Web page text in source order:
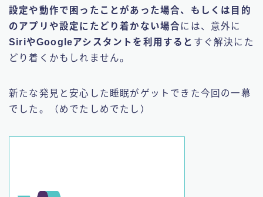
設定や動作で困ったことがあった場合、もしくは目的
のアプリや設定にたどり着かない場合 には、意外に
SiriやGoogleアシスタントを利用すると すぐ解決にた
どり着くかもしれません。
新たな発見と安心した睡眠がゲットできた今回の一幕
でした。（めでたしめでたし）